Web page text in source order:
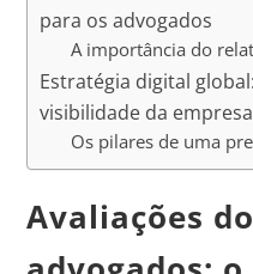
para os advogados
A importância do
Estratégia digital
visibilidade da empresa
Os pilares de uma
Avaliações